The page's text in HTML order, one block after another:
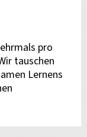
pro
tauschen
Lernens